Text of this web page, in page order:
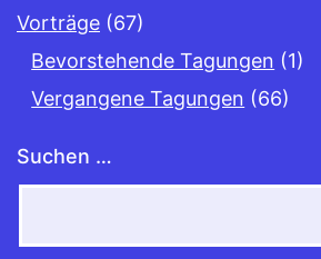
Vorträge (67)
Bevorstehende Tagungen (1)
Vergangene Tagungen (66)
Suchen …